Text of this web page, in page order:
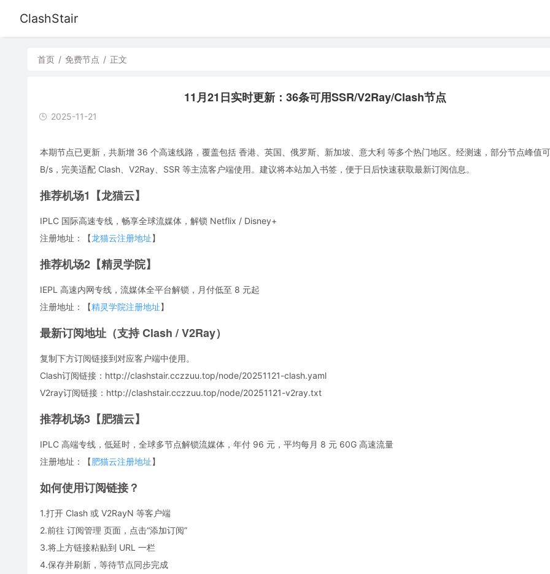
ClashStair
首页 / 免费节点 / 正文
11月21日实时更新：36条可用SSR/V2Ray/Clash节点
2025-11-21
本期节点已更新，共新增 36 个高速线路，覆盖包括 香港、英国、俄罗斯、新加坡、意大利 等多个热门地区。经测速，部分节点峰值
B/s，完美适配 Clash、V2Ray、SSR 等主流客户端使用。建议将本站加入书签，便于日后快速获取最新订阅信息。
推荐机场1【龙猫云】
IPLC 国际高速专线，畅享全球流媒体，解锁 Netflix / Disney+
注册地址：【龙猫云注册地址】
推荐机场2【精灵学院】
IEPL 高速内网专线，流媒体全平台解锁，月付低至 8 元起
注册地址：【精灵学院注册地址】
最新订阅地址（支持 Clash / V2Ray）
复制下方订阅链接到对应客户端中使用。
Clash订阅链接：http://clashstair.cczzuu.top/node/20251121-clash.yaml
V2ray订阅链接：http://clashstair.cczzuu.top/node/20251121-v2ray.txt
推荐机场3【肥猫云】
IPLC 高端专线，低延时，全球多节点解锁流媒体，年付 96 元，平均每月 8 元 60G 高速流量
注册地址：【肥猫云注册地址】
如何使用订阅链接？
1.打开 Clash 或 V2RayN 等客户端
2.前往 订阅管理 页面，点击“添加订阅”
3.将上方链接粘贴到 URL 一栏
4.保存并刷新，等待节点同步完成